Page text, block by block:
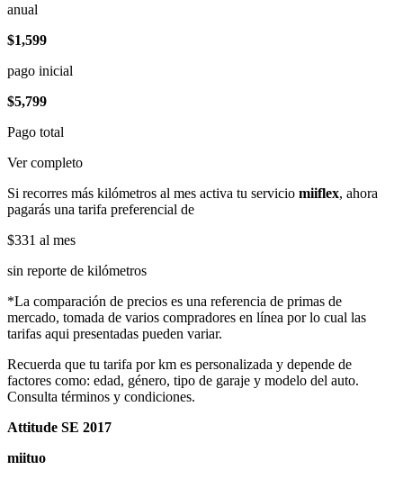
anual
$1,599
pago inicial
$5,799
Pago total
Ver completo
Si recorres más kilómetros al mes activa tu servicio miiflex, ahora
pagarás una tarifa preferencial de
$331 al mes
sin reporte de kilómetros
*La comparación de precios es una referencia de primas de
mercado, tomada de varios compradores en línea por lo cual las
tarifas aqui presentadas pueden variar.
Recuerda que tu tarifa por km es personalizada y depende de
factores como: edad, género, tipo de garaje y modelo del auto.
Consulta términos y condiciones.
Attitude SE 2017
miituo